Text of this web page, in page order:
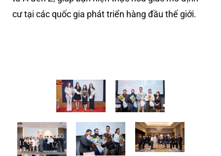
cư tại các quốc gia phát triển hàng đầu thế giới.